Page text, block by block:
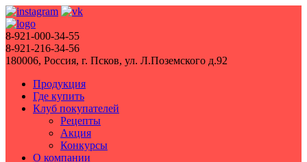
8-921-000-34-55
8-921-216-34-56
180006, Россия, г. Псков, ул. Л.Поземского д.92
Продукция
Где купить
Клуб покупателей
Рецепты
Акция
Конкурсы
О компании